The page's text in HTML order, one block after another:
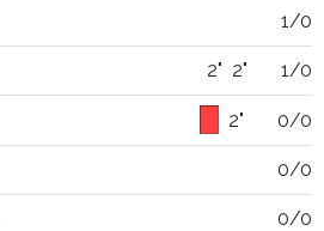
1/0
2" 2" 1/0
2" 0/0
0/0
0/0